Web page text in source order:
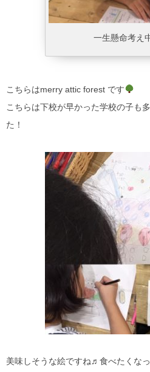
一生懸命考え
こちらはmerry attic forest です
こちらは下校が早かった学校の子も
た！
美味しそうな絵ですね♬食べたくな